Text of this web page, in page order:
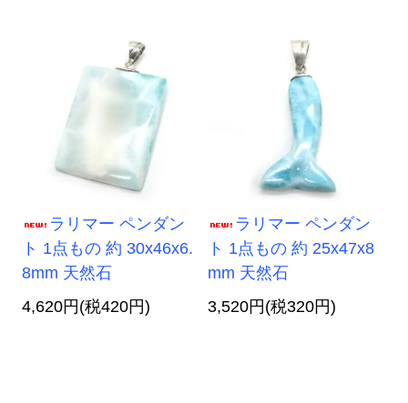
ラリマー ペンダン
ト 1点もの 約 30x46x6.
8mm 天然石
4,620円(税420円)
ラリマー ペンダン
ト 1点もの 約 25x47x8
mm 天然石
3,520円(税320円)